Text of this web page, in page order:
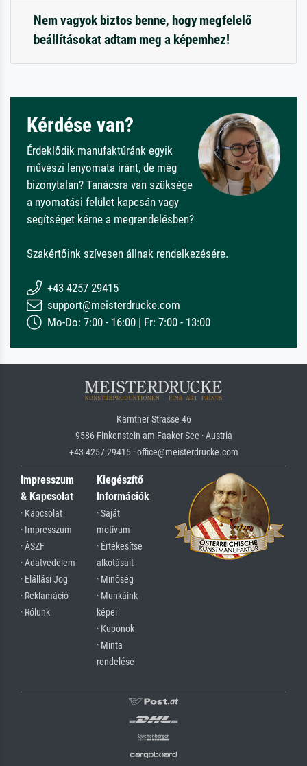
Nem vagyok biztos benne, hogy megfelelő
beállításokat adtam meg a képemhez!
Kérdése van?
Érdeklődik manufaktúránk egyik
művészi lenyomata iránt, de még
bizonytalan? Tanácsra van szüksége
a nyomatási felület kapcsán vagy
segítséget kérne a megrendelésben?
Szakértőink szívesen állnak rendelkezésére.
+43 4257 29415
support@meisterdrucke.com
Mo-Do: 7:00 - 16:00 | Fr: 7:00 - 13:00
Kärntner Strasse 46
9586 Finkenstein am Faaker See · Austria
+43 4257 29415 · office@meisterdrucke.com
Impresszum
& Kapcsolat
· Kapcsolat
· Impresszum
· ÁSZF
· Adatvédelem
· Elállási Jog
· Reklamáció
· Rólunk
Kiegészítő
Információk
· Saját
motívum
· Értékesítse
alkotásait
· Minőség
· Munkáink
képei
· Kuponok
· Minta
rendelése